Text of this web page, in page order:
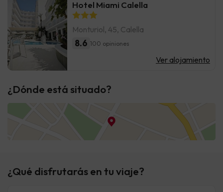
Hotel Miami Calella
Monturiol, 45, Calella
8.6 100 opiniones
Ver alojamiento
¿Dónde está situado?
¿Qué disfrutarás en tu viaje?